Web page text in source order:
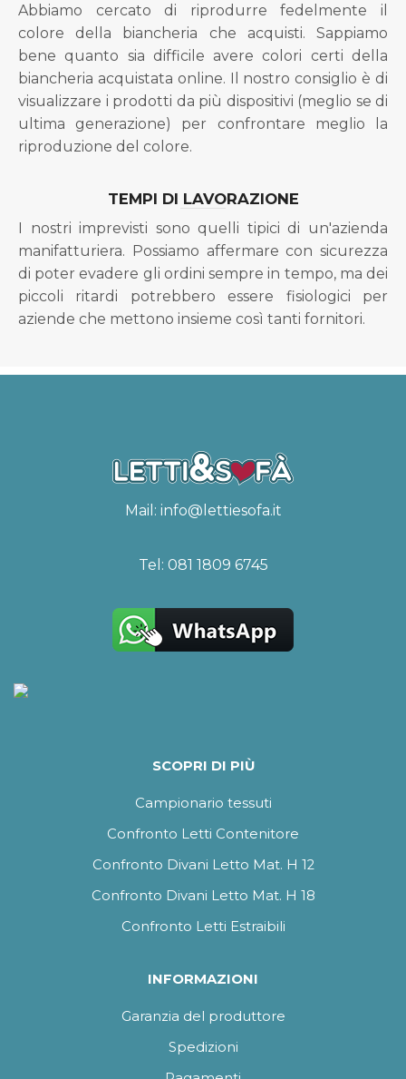
Abbiamo cercato di riprodurre fedelmente il
colore della biancheria che acquisti. Sappiamo
bene quanto sia difficile avere colori certi della
biancheria acquistata online. Il nostro consiglio è di
visualizzare i prodotti da più dispositivi (meglio se di
ultima generazione) per confrontare meglio la
riproduzione del colore.
TEMPI DI LAVORAZIONE
I nostri imprevisti sono quelli tipici di un'azienda
manifatturiera. Possiamo affermare con sicurezza
di poter evadere gli ordini sempre in tempo, ma dei
piccoli ritardi potrebbero essere fisiologici per
aziende che mettono insieme così tanti fornitori.
Mail: info@lettiesofa.it
Tel: 081 1809 6745
SCOPRI DI PIÙ
Campionario tessuti
Confronto Letti Contenitore
Confronto Divani Letto Mat. H 12
Confronto Divani Letto Mat. H 18
Confronto Letti Estraibili
INFORMAZIONI
Garanzia del produttore
Spedizioni